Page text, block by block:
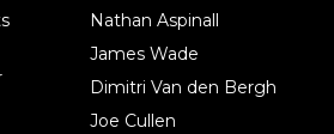
Nathan Aspinall
James Wade
Dimitri Van den Bergh
Joe Cullen